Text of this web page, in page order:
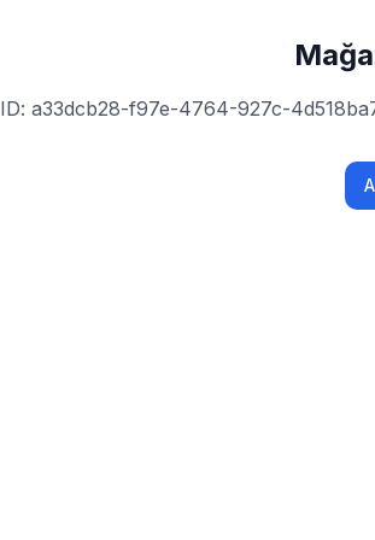
ID: a33dcb28-f97e-4764-927c-